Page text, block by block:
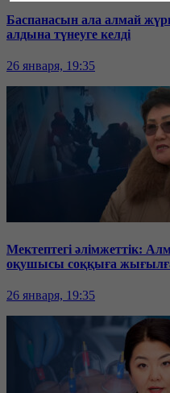
Баспанасын ала алмай
алдына түнеуге келді
26 января, 19:35
Мектептегі әлімжеттік:
оқушысы соққыға
26 января, 19:35